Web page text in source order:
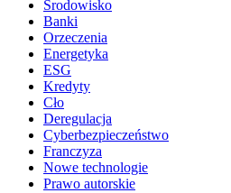
Środowisko
Banki
Orzeczenia
Energetyka
ESG
Kredyty
Cło
Deregulacja
Cyberbezpieczeństwo
Franczyza
Nowe technologie
Prawo autorskie